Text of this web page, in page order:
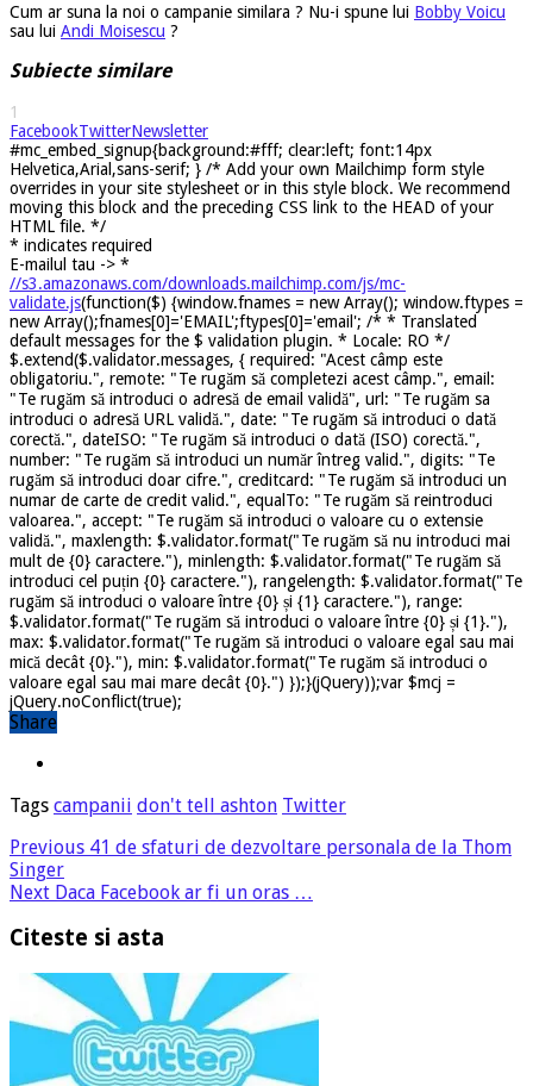
Cum ar suna la noi o campanie similara ? Nu-i spune lui Bobby Voicu
sau lui Andi Moisescu ?
Subiecte similare
1
FacebookTwitterNewsletter
#mc_embed_signup{background:#fff; clear:left; font:14px
Helvetica,Arial,sans-serif; } /* Add your own Mailchimp form style
overrides in your site stylesheet or in this style block. We recommend
moving this block and the preceding CSS link to the HEAD of your
HTML file. */
* indicates required
E-mailul tau -> *
//s3.amazonaws.com/downloads.mailchimp.com/js/mc-
validate.js(function($) {window.fnames = new Array(); window.ftypes =
new Array();fnames[0]='EMAIL';ftypes[0]='email'; /* * Translated
default messages for the $ validation plugin. * Locale: RO */
$.extend($.validator.messages, { required: "Acest câmp este
obligatoriu.", remote: "Te rugăm să completezi acest câmp.", email:
"Te rugăm să introduci o adresă de email validă", url: "Te rugăm sa
introduci o adresă URL validă.", date: "Te rugăm să introduci o dată
corectă.", dateISO: "Te rugăm să introduci o dată (ISO) corectă.",
number: "Te rugăm să introduci un număr întreg valid.", digits: "Te
rugăm să introduci doar cifre.", creditcard: "Te rugăm să introduci un
numar de carte de credit valid.", equalTo: "Te rugăm să reintroduci
valoarea.", accept: "Te rugăm să introduci o valoare cu o extensie
validă.", maxlength: $.validator.format("Te rugăm să nu introduci mai
mult de {0} caractere."), minlength: $.validator.format("Te rugăm să
introduci cel puțin {0} caractere."), rangelength: $.validator.format("Te
rugăm să introduci o valoare între {0} și {1} caractere."), range:
$.validator.format("Te rugăm să introduci o valoare între {0} și {1}."),
max: $.validator.format("Te rugăm să introduci o valoare egal sau mai
mică decât {0}."), min: $.validator.format("Te rugăm să introduci o
valoare egal sau mai mare decât {0}.") });}(jQuery));var $mcj =
jQuery.noConflict(true);
Share
Tags campanii don't tell ashton Twitter
Previous 41 de sfaturi de dezvoltare personala de la Thom
Singer
Next Daca Facebook ar fi un oras …
Citeste si asta